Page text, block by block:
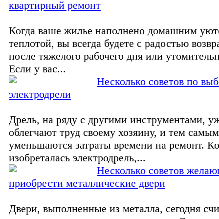
квартирный ремонт
Когда ваше жилье наполнено домашним
теплотой, вы всегда будете с радостью
после тяжелого рабочего дня или
Если у вас...
Несколько советов по
электродрели
Дрель, на ряду с другими инструментами,
облегчают труд своему хозяину, и тем самым
уменьшаются затраты времени на ремонт.
изобреталась электродрель,...
Несколько советов
приобрести металлические двери
Двери, выполненные из металла, сегодня